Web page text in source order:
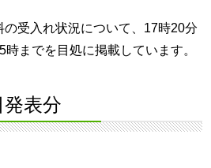
受入れ状況について、17時20分
までを目処に掲載しています。
発表分